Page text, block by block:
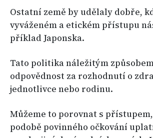
Ostatní země by udělaly dobře,
vyváženém a etickém přístupu
příklad Japonska.
Tato politika náležitým
odpovědnost za rozhodnutí o
jednotlivce nebo rodinu.
Můžeme to porovnat s
podobě povinného očkování